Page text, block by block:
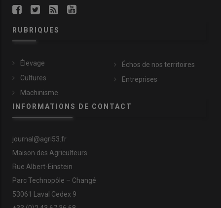
RUBRIQUES
Élevage
Cultures
Machinisme
Échos de nos territoires
Entreprises
INFORMATIONS DE CONTACT
journal@agri53.fr
Maison des Agriculteurs
Rue Albert-Einstein
Parc Technopôle – Changé
53061 Laval Cedex 9